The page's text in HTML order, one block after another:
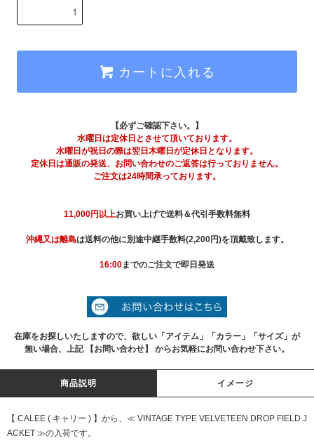
カートに入れる
【必ずご確認下さい。】
水曜日は定休日とさせて頂いております。
水曜日が祝日の際は翌日木曜日が定休日となります。
定休日は通販の発送、お問い合わせのご返答は行っておりません。
ご注文は24時間承っております。
11,000円以上お買い上げで送料＆代引手数料無料
沖縄又は離島は送料の他に別途中継手数料(2,200円)を頂戴致します。
16:00までのご注文で即日発送
在庫をお探しいたしますので、欲しい「アイテム」「カラー」「サイズ」が
無い場合、上記 【お問い合わせ】 からお気軽にお問い合わせ下さい。
商品説明 イメージ
【 CALEE ( キャリー ) 】から、≪ VINTAGE TYPE VELVETEEN DROP FIELD J
ACKET ≫の入荷です。